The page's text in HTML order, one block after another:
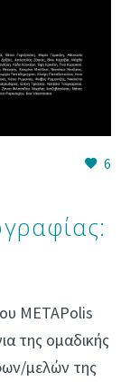
6
METAPolis
της ομαδικής
μελών της